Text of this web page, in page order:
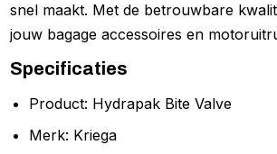
snel maakt. Met de betrouwbare
jouw bagage accessoires en
Specificaties
Product: Hydrapak Bite Valve
Merk: Kriega